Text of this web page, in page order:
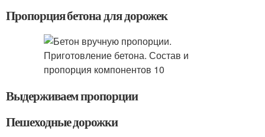
Пропорция бетона для дорожек
Выдерживаем пропорции
Пешеходные дорожки